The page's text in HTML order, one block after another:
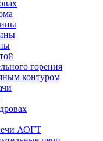
горения
контуром
АОГТ